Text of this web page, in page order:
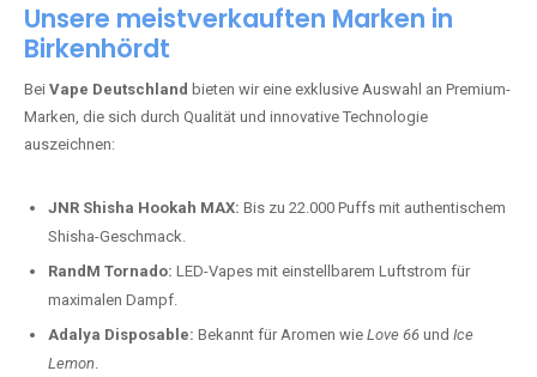
Unsere meistverkauften Marken in
Birkenhördt
Bei Vape Deutschland bieten wir eine exklusive Auswahl an Premium-
Marken, die sich durch Qualität und innovative Technologie
auszeichnen:
JNR Shisha Hookah MAX: Bis zu 22.000 Puffs mit authentischem
Shisha-Geschmack.
RandM Tornado: LED-Vapes mit einstellbarem Luftstrom für
maximalen Dampf.
Adalya Disposable: Bekannt für Aromen wie Love 66 und Ice
Lemon.